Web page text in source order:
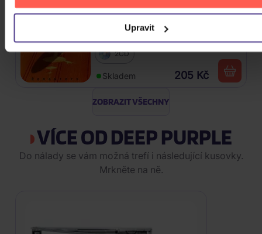
Upravit
Led Zeppelin: Remasters
2CD
Skladem 205 Kč
ZOBRAZIT VŠECHNY
VÍCE OD DEEP PURPLE
Do nálady se vám možná trefí i následující kusovky.
Mrkněte na ně.